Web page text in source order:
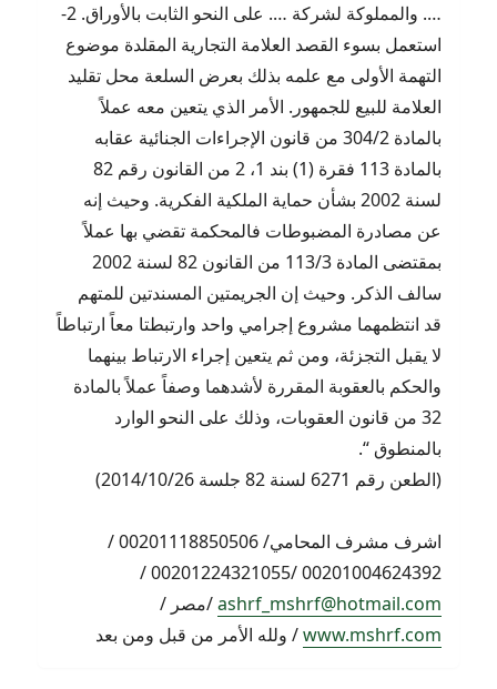
…. والمملوكة لشركة …. على النحو الثابت بالأوراق. 2-
استعمل بسوء القصد العلامة التجارية المقلدة موضوع
التهمة الأولى مع علمه بذلك بعرض السلعة محل تقليد
العلامة للبيع للجمهور. الأمر الذي يتعين معه عملاً
بالمادة 304/2 من قانون الإجراءات الجنائية عقابه
بالمادة 113 فقرة (1) بند 1، 2 من القانون رقم 82
لسنة 2002 بشأن حماية الملكية الفكرية. وحيث إنه
عن مصادرة المضبوطات فالمحكمة تقضي بها عملاً
بمقتضى المادة 113/3 من القانون 82 لسنة 2002
سالف الذكر. وحيث إن الجريمتين المسندتين للمتهم
قد انتظمهما مشروع إجرامي واحد وارتبطتا معاً ارتباطاً
لا يقبل التجزئة، ومن ثم يتعين إجراء الارتباط بينهما
والحكم بالعقوبة المقررة لأشدهما وصفاً عملاً بالمادة
32 من قانون العقوبات، وذلك على النحو الوارد
بالمنطوق “.
(الطعن رقم 6271 لسنة 82 جلسة 2014/10/26)
اشرف مشرف المحامي/ 00201118850506 /
00201004624392 /00201224321055 /
ashrf_mshrf@hotmail.com/مصر /
www.mshrf.com/ ولله الأمر من قبل ومن بعد